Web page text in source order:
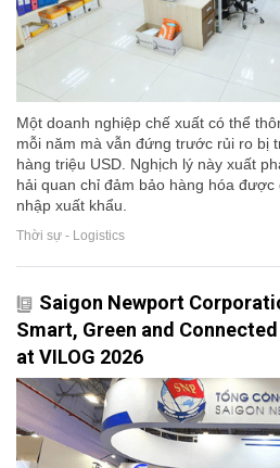
Một doanh nghiệp chế xuất có thể
mỗi năm mà vẫn đứng trước rủi ro bị
hàng triệu USD. Nghịch lý này xuất
hải quan chỉ đảm bảo hàng hóa
nhập xuất khẩu.
Thời sự - Logistics
Saigon Newport
Smart, Green and
at VILOG 2026